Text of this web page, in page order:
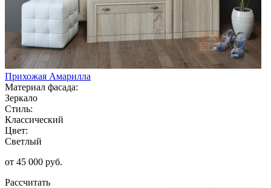
Прихожая Амарилла
Материал фасада:
Зеркало
Стиль:
Классический
Цвет:
Светлый
от 45 000 руб.
Рассчитать